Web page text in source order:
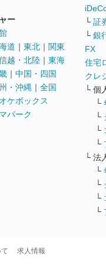
ー
道 ｜ 東北 ｜ 関東
越・北陸 ｜ 東海
｜ 中国・四国
・沖縄 ｜ 全国
ケボックス
パーク
└ 証
└ 銀
FX
住宅
クレ
└ 個
└
└
└
└
└ 法
└
└
└
└
求人情報